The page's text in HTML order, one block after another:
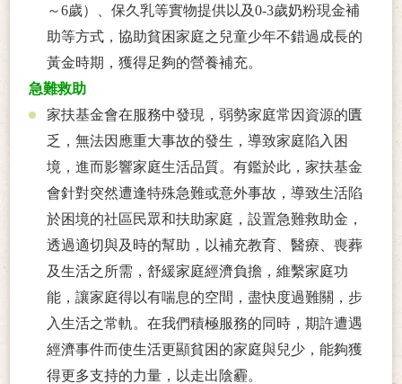
～6歲）、保久乳等實物提供以及0-3歲奶粉現金補
助等方式，協助貧困家庭之兒童少年不錯過成長的
黃金時期，獲得足夠的營養補充。
急難救助
家扶基金會在服務中發現，弱勢家庭常因資源的匱
乏，無法因應重大事故的發生，導致家庭陷入困
境，進而影響家庭生活品質。有鑑於此，家扶基金
會針對突然遭逢特殊急難或意外事故，導致生活陷
於困境的社區民眾和扶助家庭，設置急難救助金，
透過適切與及時的幫助，以補充教育、醫療、喪葬
及生活之所需，舒緩家庭經濟負擔，維繫家庭功
能，讓家庭得以有喘息的空間，盡快度過難關，步
入生活之常軌。在我們積極服務的同時，期許遭遇
經濟事件而使生活更顯貧困的家庭與兒少，能夠獲
得更多支持的力量，以走出陰霾。